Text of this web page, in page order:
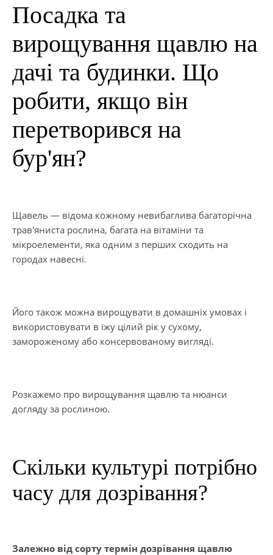
Посадка та
вирощування щавлю на
дачі та будинки. Що
робити, якщо він
перетворився на
бур'ян?
Щавель — відома кожному невибаглива багаторічна
трав'яниста рослина, багата на вітаміни та
мікроелементи, яка одним з перших сходить на
городах навесні.
Його також можна вирощувати в домашніх умовах і
використовувати в їжу цілий рік у сухому,
замороженому або консервованому вигляді.
Розкажемо про вирощування щавлю та нюанси
догляду за рослиною.
Скільки культурі потрібно
часу для дозрівання?
Залежно від сорту термін дозрівання щавлю